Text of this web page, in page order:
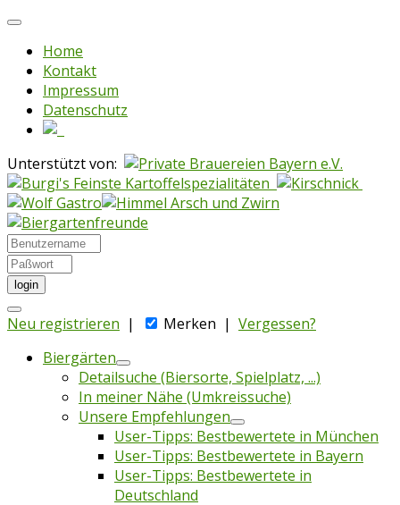
Home
Kontakt
Impressum
Datenschutz
Unterstützt von:
login
Neu registrieren | Merken | Vergessen?
Biergärten
Detailsuche (Biersorte, Spielplatz, ...)
In meiner Nähe (Umkreissuche)
Unsere Empfehlungen
User-Tipps: Bestbewertete in München
User-Tipps: Bestbewertete in Bayern
User-Tipps: Bestbewertete in
Deutschland